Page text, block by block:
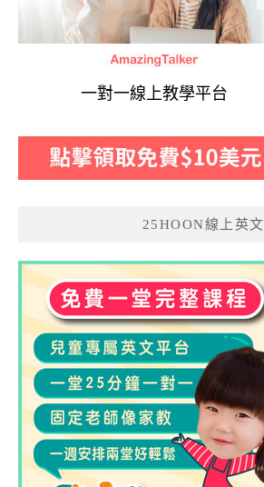
一對一線上教學平台
25HOON線上英文